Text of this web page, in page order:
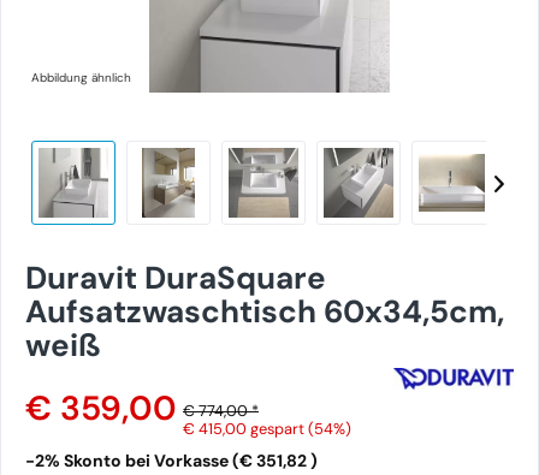
Abbildung ähnlich
Duravit DuraSquare
Aufsatzwaschtisch 60x34,5cm,
weiß
€ 359,00 € 774,00 *
€ 415,00gespart (54%)
-2% Skonto bei Vorkasse (€ 351,82 )